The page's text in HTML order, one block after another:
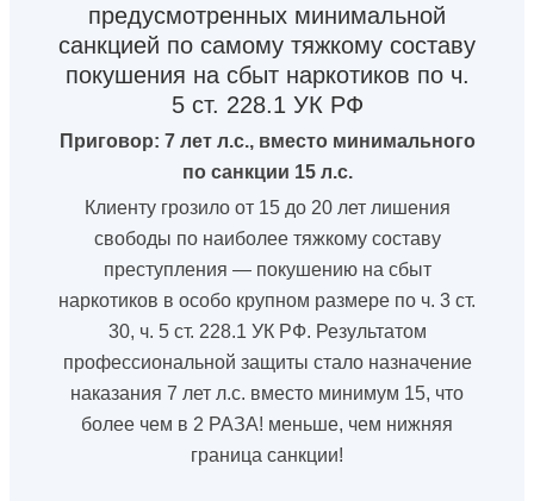
предусмотренных минимальной
санкцией по самому тяжкому составу
покушения на сбыт наркотиков по ч.
5 ст. 228.1 УК РФ
Приговор: 7 лет л.с., вместо минимального
по санкции 15 л.с.
Клиенту грозило от 15 до 20 лет лишения
свободы по наиболее тяжкому составу
преступления — покушению на сбыт
наркотиков в особо крупном размере по ч. 3 ст.
30, ч. 5 ст. 228.1 УК РФ. Результатом
профессиональной защиты стало назначение
наказания 7 лет л.с. вместо минимум 15, что
более чем в 2 РАЗА! меньше, чем нижняя
граница санкции!